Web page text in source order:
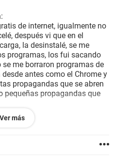
de internet, igualmente no
después vi que en el
la desinstalé, se me
programas, los fui sacando
me borraron programas de
antes como el Chrome y
propagandas que se abren
pequeñas propagandas que
el malwarebytes,
Windows 8.
Ver más